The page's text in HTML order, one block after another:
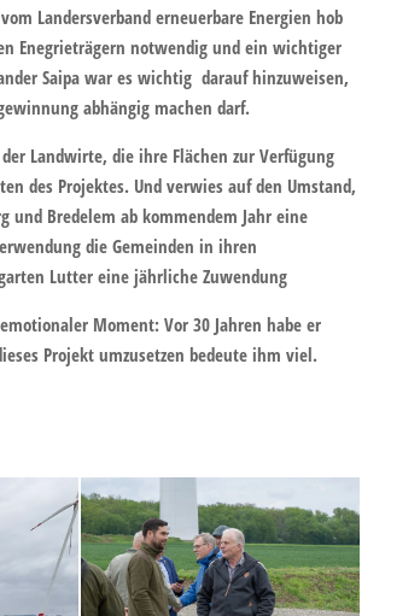
Landersverband erneuerbare Energien hob
Enegrieträgern notwendig und ein wichtiger
Saipa war es wichtig darauf hinzuweisen,
abhängig machen darf.
Landwirte, die ihre Flächen zur Verfügung
des Projektes. Und verwies auf den Umstand,
und Bredelem ab kommendem Jahr eine
die Gemeinden in ihren
Lutter eine jährliche Zuwendung
Moment: Vor 30 Jahren habe er
Projekt umzusetzen bedeute ihm viel.